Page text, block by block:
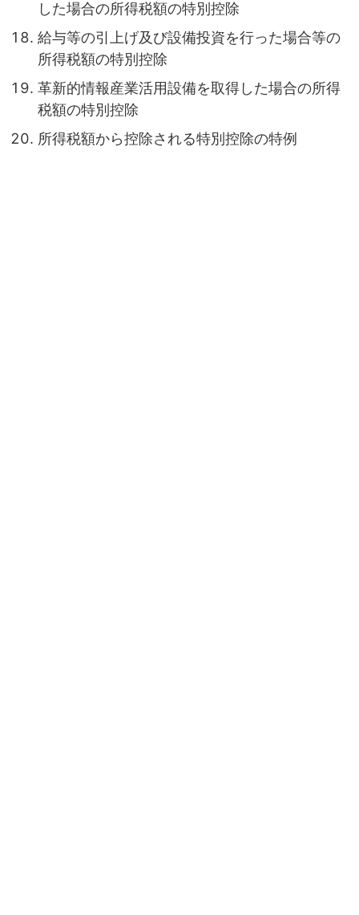
した場合の所得税額の特別控除
給与等の引上げ及び設備投資を行った場合等の
所得税額の特別控除
革新的情報産業活用設備を取得した場合の所得
税額の特別控除
所得税額から控除される特別控除の特例